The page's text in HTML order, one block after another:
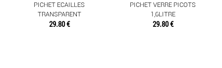
PICHET ECAILLES
TRANSPARENT
29.80 €
PICHET VERRE PICOTS
1,6LITRE
29.80 €